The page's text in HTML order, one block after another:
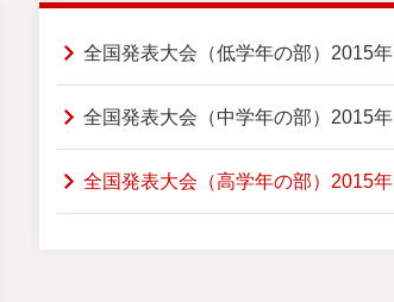
全国発表大会（低学年の部）2015年
全国発表大会（中学年の部）2015年
全国発表大会（高学年の部）2015年